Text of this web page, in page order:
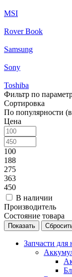
MSI
Rover Book
Samsung
Sony
Toshiba
Фильтр по
Сортировка
По популярности
Цена
100
188
275
363
450
В наличии
Производитель
Состояние товара
Запчасти для